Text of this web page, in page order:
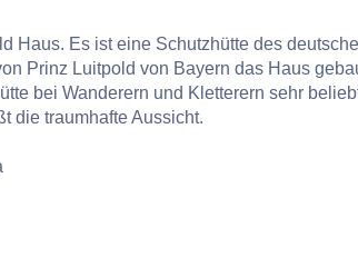
Haus. Es ist eine Schutzhütte des
Prinz Luitpold von Bayern das Haus
bei Wanderern und Kletterern sehr
die traumhafte Aussicht.